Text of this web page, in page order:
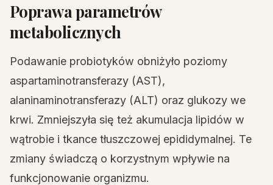
Poprawa parametrów
metabolicznych
Podawanie probiotyków obniżyło poziomy
aspartaminotransferazy (AST),
alaninaminotransferazy (ALT) oraz glukozy we
krwi. Zmniejszyła się też akumulacja lipidów w
wątrobie i tkance tłuszczowej epididymalnej. Te
zmiany świadczą o korzystnym wpływie na
funkcjonowanie organizmu.